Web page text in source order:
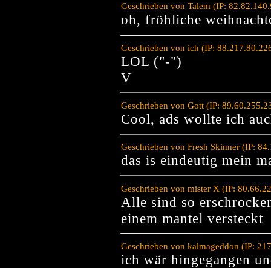
Geschrieben von Talem (IP:
oh, fröhliche
Geschrieben von ich (IP:
LOL ("-")
V
Geschrieben von Gott (IP:
Cool, ads wollte ich
Geschrieben von Fresh Skinner (IP:
das is eindeutig mein
Geschrieben von mister X (IP:
Alle sind so
einem mantel versteckt
Geschrieben von kalmageddon (IP:
ich wär hingegangen